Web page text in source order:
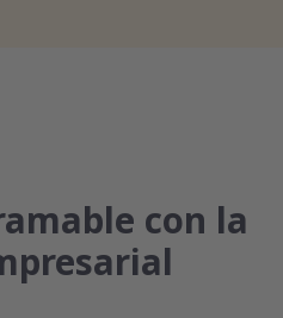
con la